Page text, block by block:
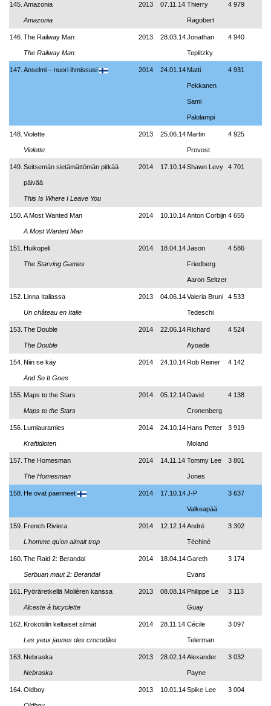
145. Amazonia
Amazonia
2013 07.11.14 Thierry
Ragobert
4 979
146. The Railway Man
The Railway Man
2013 28.03.14Jonathan
Teplitzky
4 940
147. Anselmi – nuori ihmissusi 2014 24.01.14 Matti
Pekkanen
Sami
Palolampi
4 931
148. Violette
Violette
2013 25.06.14Martin
Provost
4 925
149. Seitsemän sietämättömän pitkää
päivää
This Is Where I Leave You
2014 17.10.14Shawn Levy 4 701
150. A Most Wanted Man
A Most Wanted Man
2014 10.10.14Anton Corbijn 4 655
151. Huikopeli
The Starving Games
2014 18.04.14Jason
Friedberg
Aaron Seltzer
4 586
152. Linna Italiassa
Un château en Italie
2013 04.06.14Valeria Bruni
Tedeschi
4 533
153. The Double
The Double
2014 22.06.14 Richard
Ayoade
4 524
154. Niin se käy
And So It Goes
2014 24.10.14Rob Reiner 4 142
155. Maps to the Stars
Maps to the Stars
2014 05.12.14 David
Cronenberg
4 138
156. Lumiauramies
Kraftidioten
2014 24.10.14Hans Petter
Moland
3 919
157. The Homesman
The Homesman
2014 14.11.14 Tommy Lee
Jones
3 801
158. He ovat paenneet 2014 17.10.14J-P
Valkeapää
3 637
159. French Riviera
L'homme qu'on aimait trop
2014 12.12.14André
Téchiné
3 302
160. The Raid 2: Berandal
Serbuan maut 2: Berandal
2014 18.04.14Gareth
Evans
3 174
161. Pyöräretkellä Molièren kanssa
Alceste à bicyclette
2013 08.08.14 Philippe Le
Guay
3 113
162. Krokotiilin keltaiset silmät
Les yeux jaunes des crocodiles
2014 28.11.14 Cécile
Telerman
3 097
163. Nebraska
Nebraska
2013 28.02.14Alexander
Payne
3 032
164. Oldboy 2013 10.01.14Spike Lee 3 004